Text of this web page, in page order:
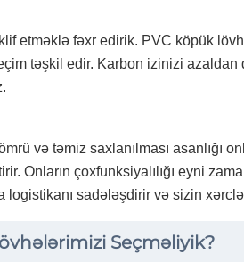
etməklə fəxr edirik. PVC köpük
təşkil edir. Karbon izinizi azaldan
və təmiz saxlanılması asanlığı
Onların çoxfunksiyalılığı eyni
sadələşdirir və sizin
Seçməliyik?